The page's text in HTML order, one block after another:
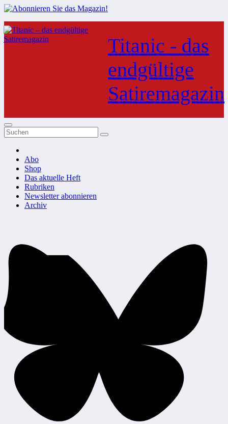
Zum
Inhalt
springen
Titanic - das
endgültige
Satiremagazin
Abo
Shop
Das aktuelle Heft
Rubriken
Newsletter abonnieren
Archiv